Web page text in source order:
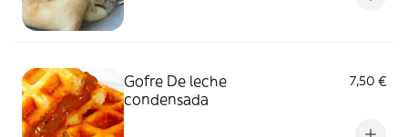
Gofre De leche
condensada
7,50 €